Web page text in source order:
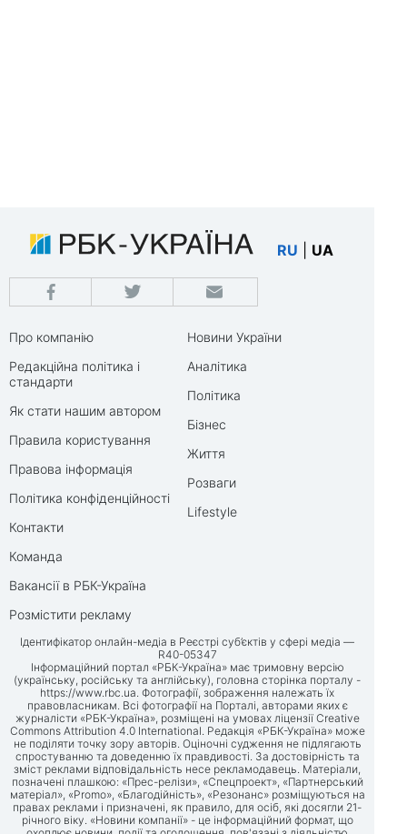
RU UA
Про компанію
Редакційна політика і
стандарти
Як стати нашим автором
Правила користування
Правова інформація
Політика конфіденційності
Контакти
Команда
Вакансії в РБК-Україна
Розмістити рекламу
Новини України
Аналітика
Політика
Бізнес
Життя
Розваги
Lifestyle
Ідентифікатор онлайн-медіа в Реєстрі суб’єктів у сфері медіа —
R40-05347
Інформаційний портал «РБК-Україна» має тримовну версію
(українську, російську та англійську), головна сторінка порталу -
https://www.rbc.ua. Фотографії, зображення належать їх
правовласникам. Всі фотографії на Порталі, авторами яких є
журналісти «РБК-Україна», розміщені на умовах ліцензії Creative
Commons Attribution 4.0 International. Редакція «РБК-Україна» може
не поділяти точку зору авторів. Оціночні судження не підлягають
спростуванню та доведенню їх правдивості. За достовірність та
зміст реклами відповідальність несе рекламодавець. Матеріали,
позначені плашкою: «Прес-релізи», «Спецпроект», «Партнерський
матеріал», «Promo», «Благодійність», «Резонанс» розміщуються на
правах реклами і призначені, як правило, для осіб, які досягли 21-
річного віку. «Новини компанії» - це інформаційний формат, що